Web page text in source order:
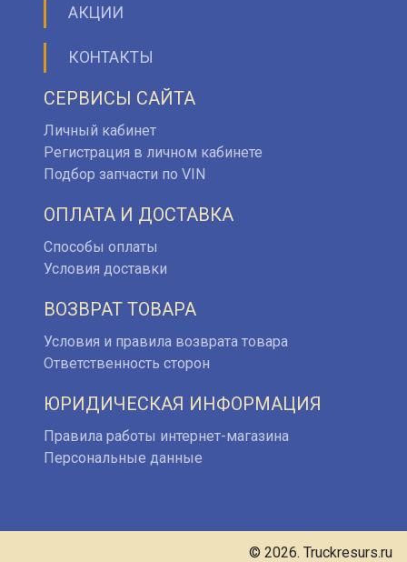
АКЦИИ
КОНТАКТЫ
СЕРВИСЫ САЙТА
Личный кабинет
Регистрация в личном кабинете
Подбор запчасти по VIN
ОПЛАТА И ДОСТАВКА
Способы оплаты
Условия доставки
ВОЗВРАТ ТОВАРА
Условия и правила возврата товара
Ответственность сторон
ЮРИДИЧЕСКАЯ ИНФОРМАЦИЯ
Правила работы интернет-магазина
Персональные данные
© 2026. Truckresurs.ru